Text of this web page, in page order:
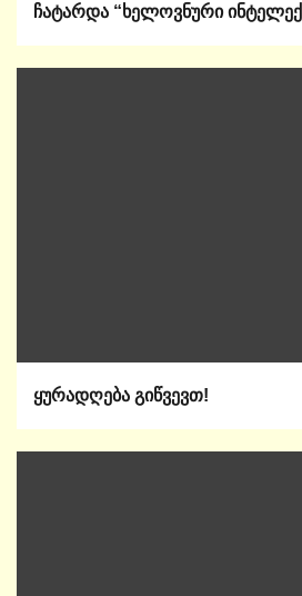
ჩატარდა “ხელოვნური
ყურადღება გიწვევთ!